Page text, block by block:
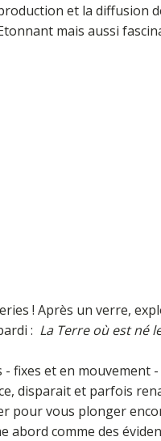
et la diffusion
mais aussi
! Après un verre,
: La Terre où est né
et en mouvement
disparait et parfois
pour vous plonger
abord comme des